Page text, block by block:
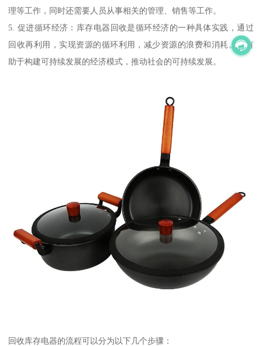
理等工作，同时还需要人员从事相关的管理、销售等工作。
5. 促进循环经济：库存电器回收是循环经济的一种具体实践，通过
回收再利用，实现资源的循环利用，减少资源的浪费和消耗。这有
助于构建可持续发展的经济模式，推动社会的可持续发展。
回收库存电器的流程可以分为以下几个步骤：